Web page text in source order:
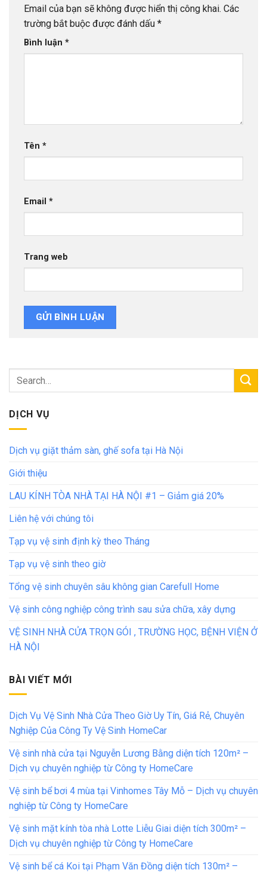
Email của bạn sẽ không được hiển thị công khai. Các
trường bắt buộc được đánh dấu *
Bình luận *
Tên *
Email *
Trang web
DỊCH VỤ
Dịch vụ giặt thảm sàn, ghế sofa tại Hà Nội
Giới thiệu
LAU KÍNH TÒA NHÀ TẠI HÀ NỘI #1 – Giảm giá 20%
Liên hệ với chúng tôi
Tạp vụ vệ sinh định kỳ theo Tháng
Tạp vụ vệ sinh theo giờ
Tổng vệ sinh chuyên sâu không gian Carefull Home
Vệ sinh công nghiệp công trình sau sửa chữa, xây dựng
VỆ SINH NHÀ CỬA TRỌN GÓI , TRƯỜNG HỌC, BỆNH VIỆN Ở
HÀ NỘI
BÀI VIẾT MỚI
Dịch Vụ Vệ Sinh Nhà Cửa Theo Giờ Uy Tín, Giá Rẻ, Chuyên
Nghiệp Của Công Ty Vệ Sinh HomeCar
Vệ sinh nhà cửa tại Nguyễn Lương Bằng diện tích 120m² –
Dịch vụ chuyên nghiệp từ Công ty HomeCare
Vệ sinh bể bơi 4 mùa tại Vinhomes Tây Mỗ – Dịch vụ chuyên
nghiệp từ Công ty HomeCare
Vệ sinh mặt kính tòa nhà Lotte Liễu Giai diện tích 300m² –
Dịch vụ chuyên nghiệp từ Công ty HomeCare
Vệ sinh bể cá Koi tại Phạm Văn Đồng diện tích 130m² –